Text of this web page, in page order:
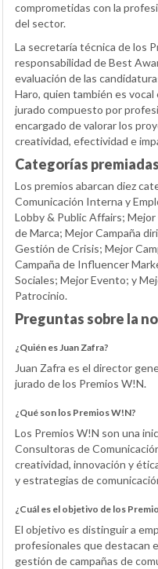
comprometidas con la
del sector.
La secretaría técnica de los
responsabilidad de Best
evaluación de las
Haro, quien también es
jurado compuesto por
encargado de valorar los
creatividad, efectividad e
Categorías premiadas
Los premios abarcan diez
Comunicación Interna y
Lobby & Public Affairs;
de Marca; Mejor Campaña
Gestión de Crisis; Mejor
Campaña de Influencer
Sociales; Mejor Evento; y
Patrocinio.
Preguntas sobre la
¿Quién es Juan Zafra?
Juan Zafra es el director
jurado de los Premios W!N.
¿Qué son los Premios W!N?
Los Premios W!N son una
Consultoras de
creatividad, innovación y
y estrategias de
¿Cuál es el objetivo de los
El objetivo es distinguir a
profesionales que destacan
gestión de campañas de